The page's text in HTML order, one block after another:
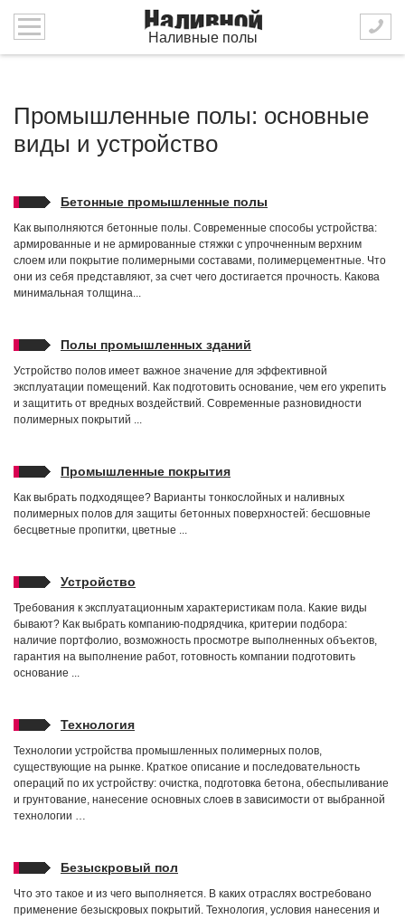
Наливные полы
Промышленные полы: основные
виды и устройство
Бетонные промышленные полы
Как выполняются бетонные полы. Современные способы устройства:
армированные и не армированные стяжки с упрочненным верхним
слоем или покрытие полимерными составами, полимерцементные. Что
они из себя представляют, за счет чего достигается прочность. Какова
минимальная толщина...
Полы промышленных зданий
Устройство полов имеет важное значение для эффективной
эксплуатации помещений. Как подготовить основание, чем его укрепить
и защитить от вредных воздействий. Современные разновидности
полимерных покрытий ...
Промышленные покрытия
Как выбрать подходящее? Варианты тонкослойных и наливных
полимерных полов для защиты бетонных поверхностей: бесшовные
бесцветные пропитки, цветные ...
Устройство
Требования к эксплуатационным характеристикам пола. Какие виды
бывают? Как выбрать компанию-подрядчика, критерии подбора:
наличие портфолио, возможность просмотре выполненных объектов,
гарантия на выполнение работ, готовность компании подготовить
основание ...
Технология
Технологии устройства промышленных полимерных полов,
существующие на рынке. Краткое описание и последовательность
операций по их устройству: очистка, подготовка бетона, обеспыливание
и грунтование, нанесение основных слоев в зависимости от выбранной
технологии …
Безыскровый пол
Что это такое и из чего выполняется. В каких отраслях востребовано
применение безыскровых покрытий. Технология, условия нанесения и